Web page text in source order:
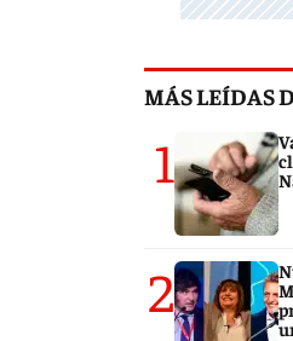
MÁS LEÍDAS
1
2